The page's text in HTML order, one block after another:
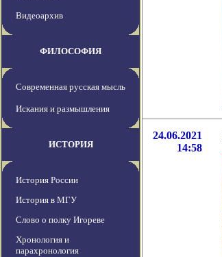
Видеоархив
ФИЛОСОФИЯ
Современная русская мысль
Искания и размышления
ИСТОРИЯ
История России
История в МГУ
Слово о полку Игореве
Хронология и
парахронология
24.06.2021
14:58